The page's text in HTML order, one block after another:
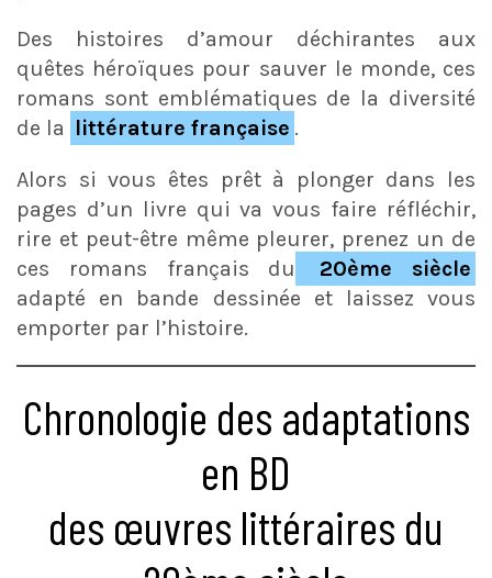
Des histoires d’amour déchirantes aux
quêtes héroïques pour sauver le monde, ces
romans sont emblématiques de la diversité
de la littérature française .
Alors si vous êtes prêt à plonger dans les
pages d’un livre qui va vous faire réfléchir,
rire et peut-être même pleurer, prenez un de
ces romans français du
20ème siècle
adapté en bande dessinée et laissez vous
emporter par l’histoire.
Chronologie des adaptations
en BD
des œuvres littéraires du